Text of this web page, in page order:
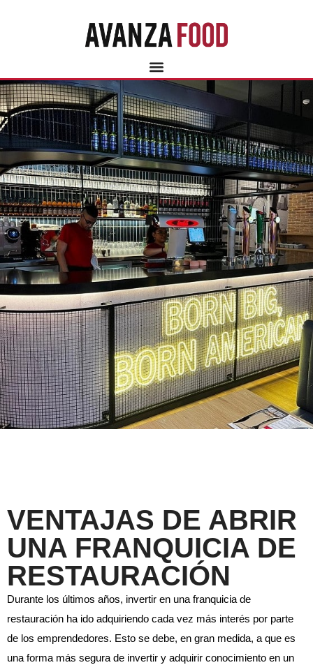
VENTAJAS DE ABRIR
UNA FRANQUICIA DE
RESTAURACIÓN
Durante los últimos años, invertir en una franquicia de
restauración ha ido adquiriendo cada vez más interés por parte
de los emprendedores. Esto se debe, en gran medida, a que es
una forma más segura de invertir y adquirir conocimiento en un